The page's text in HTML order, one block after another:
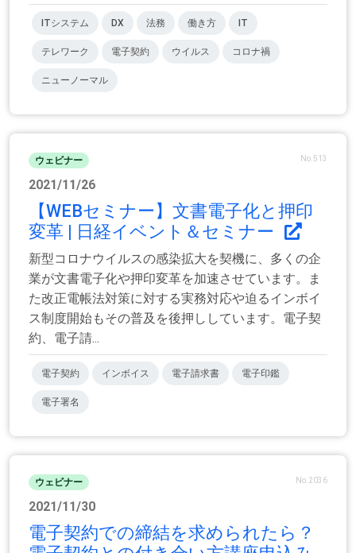
ITシステム DX 法務 働き方 IT
テレワーク 電子契約 ウイルス コロナ禍
ニューノーマル
ウェビナー No.513
2021/11/26
【WEBセミナー】文書電子化と押印
変革 | 日経イベント＆セミナー
新型コロナウイルスの感染拡大を契機に、多くの企
業が文書電子化や押印変革を加速させています。ま
た改正電帳法対策に対する実務対応や迫るインボイ
ス制度開始もその普及を後押ししています。電子契
約、電子請...
電子契約 インボイス 電子請求書 電子印鑑
電子署名
ウェビナー No.2036
2021/11/30
電子契約での締結を求められたら？